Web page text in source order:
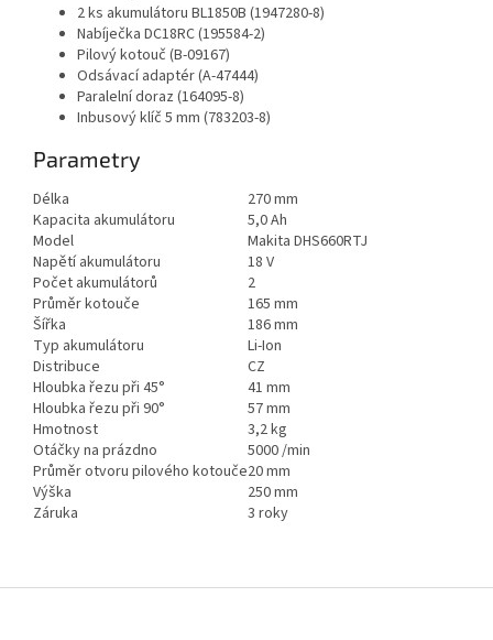
2 ks akumulátoru BL1850B (1947280-8)
Nabíječka DC18RC (195584-2)
Pilový kotouč (B-09167)
Odsávací adaptér (A-47444)
Paralelní doraz (164095-8)
Inbusový klíč 5 mm (783203-8)
Parametry
Délka
270 mm
Kapacita akumulátoru
5,0 Ah
Model
Makita DHS660RTJ
Napětí akumulátoru
18 V
Počet akumulátorů
2
Průměr kotouče
165 mm
Šířka
186 mm
Typ akumulátoru
Li-Ion
Distribuce
CZ
Hloubka řezu při 45°
41 mm
Hloubka řezu při 90°
57 mm
Hmotnost
3,2 kg
Otáčky na prázdno
5000 /min
Průměr otvoru pilového kotouče20 mm
Výška
250 mm
Záruka
3 roky